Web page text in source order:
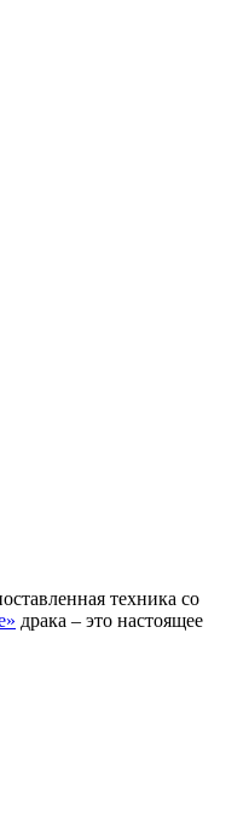
техника со
драка – это настоящее